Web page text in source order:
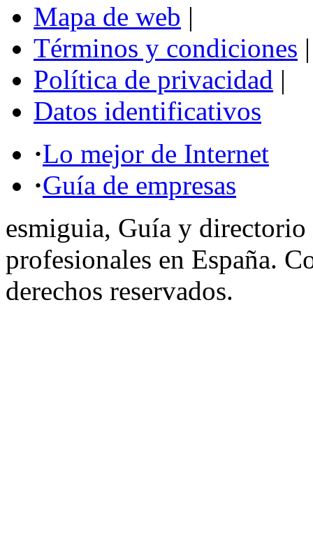
Mapa de web |
Términos y condiciones |
Política de privacidad |
Datos identificativos
·Lo mejor de Internet
·Guía de empresas
esmiguia, Guía y directorio
profesionales en España.
derechos reservados.